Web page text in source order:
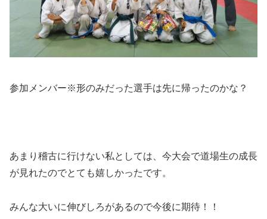
参加メンバー※形のみだった選手は先に帰ったのかな？
あまり稽古に行けない私としては、今大会で道場生の成長
が見れたのでとても嬉しかったです。
みんな大いに伸びしろがあるので今後に期待！！